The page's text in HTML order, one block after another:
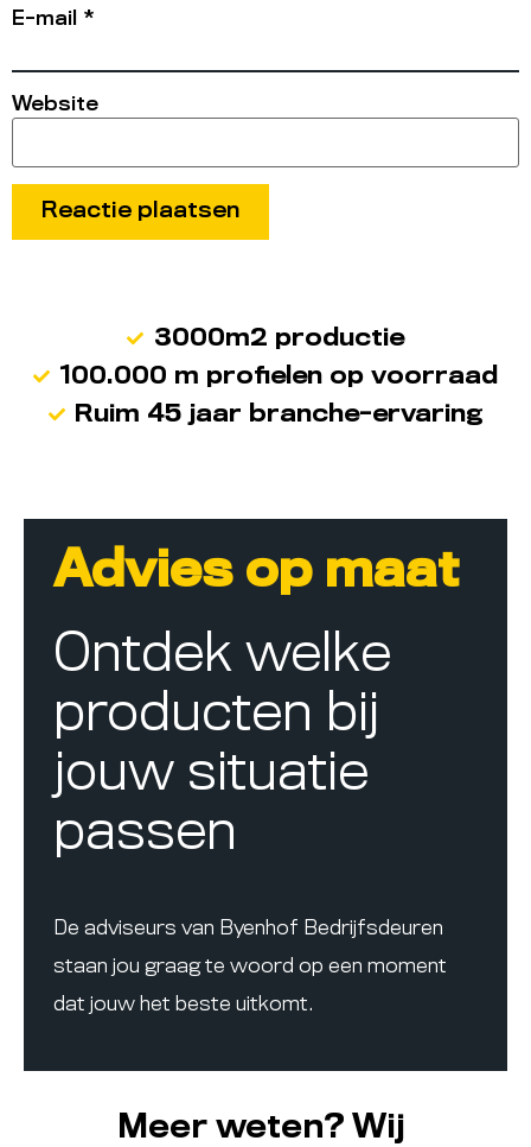
E-mail *
Website
3000m2 productie
100.000 m profielen op voorraad
Ruim 45 jaar branche-ervaring
Advies op maat
Ontdek welke
producten bij
jouw situatie
passen
De adviseurs van Byenhof Bedrijfsdeuren
staan jou graag te woord op een moment
dat jouw het beste uitkomt.
Meer weten? Wij